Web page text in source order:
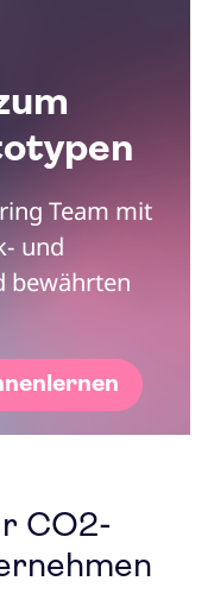
Team mit
und
bewährten
CO2-